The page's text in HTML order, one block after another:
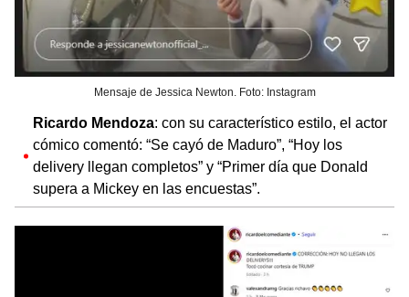
Mensaje de Jessica Newton. Foto: Instagram
Ricardo Mendoza: con su característico estilo, el actor
cómico comentó: “Se cayó de Maduro”, “Hoy los
delivery llegan completos” y “Primer día que Donald
supera a Mickey en las encuestas”.